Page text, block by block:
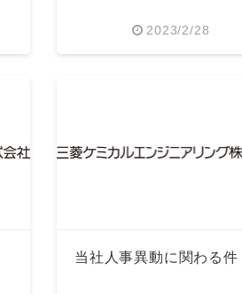
2023/2/28
当社人事異動に関わる件